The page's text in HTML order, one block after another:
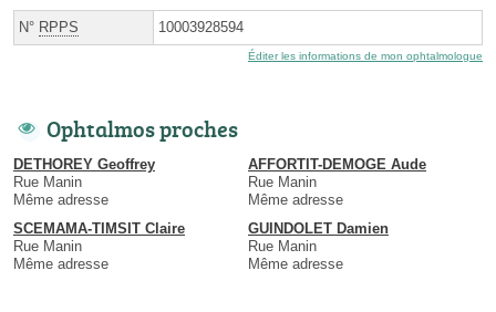
N° RPPS 10003928594
Éditer les informations de mon ophtalmologue
Ophtalmos proches
DETHOREY Geoffrey
Rue Manin
Même adresse
AFFORTIT-DEMOGE Aude
Rue Manin
Même adresse
SCEMAMA-TIMSIT Claire
Rue Manin
Même adresse
GUINDOLET Damien
Rue Manin
Même adresse